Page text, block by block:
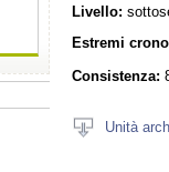
Livello:
Estremi
Consistenza:
Unità